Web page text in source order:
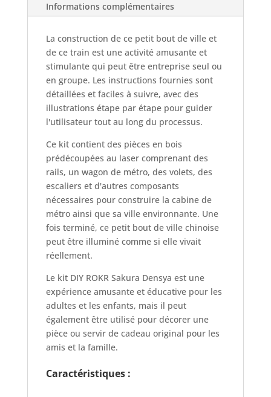
Informations complémentaires
La construction de ce petit bout de ville et
de ce train est une activité amusante et
stimulante qui peut être entreprise seul ou
en groupe. Les instructions fournies sont
détaillées et faciles à suivre, avec des
illustrations étape par étape pour guider
l'utilisateur tout au long du processus.
Ce kit contient des pièces en bois
prédécoupées au laser comprenant des
rails, un wagon de métro, des volets, des
escaliers et d'autres composants
nécessaires pour construire la cabine de
métro ainsi que sa ville environnante. Une
fois terminé, ce petit bout de ville chinoise
peut être illuminé comme si elle vivait
réellement.
Le kit DIY ROKR Sakura Densya est une
expérience amusante et éducative pour les
adultes et les enfants, mais il peut
également être utilisé pour décorer une
pièce ou servir de cadeau original pour les
amis et la famille.
Caractéristiques :